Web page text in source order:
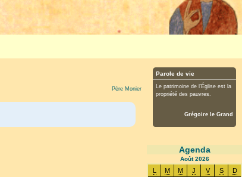
Père Monier
Parole de vie
Le patrimoine de l’Église est la
propriété des pauvres.
Grégoire le Grand
Agenda
Août2026
M M J V S D